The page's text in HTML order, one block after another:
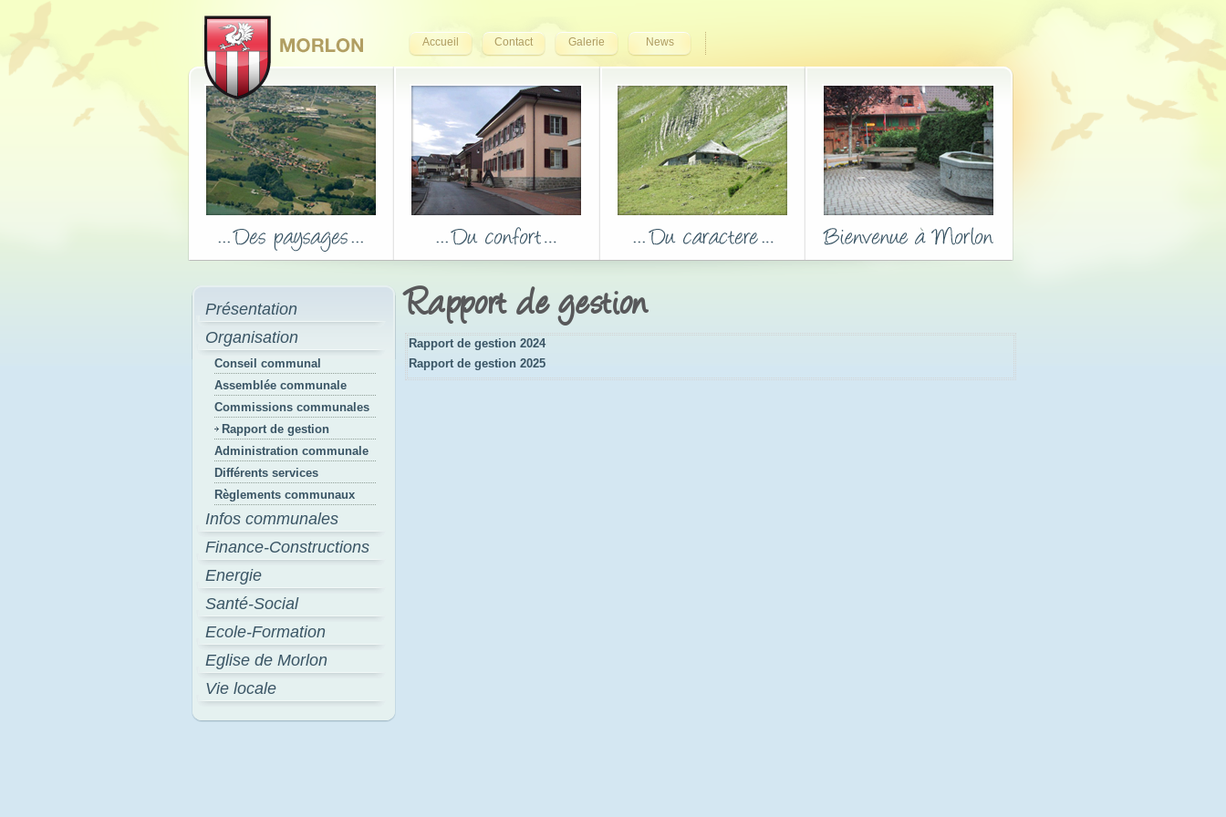
Accueil Contact Galerie News
Présentation
Organisation
Conseil communal
Assemblée communale
Commissions communales
Rapport de gestion
Administration communale
Différents services
Règlements communaux
Infos communales
Finance-Constructions
Energie
Santé-Social
Ecole-Formation
Eglise de Morlon
Vie locale
Rapport de gestion
Rapport de gestion 2024
Rapport de gestion 2025